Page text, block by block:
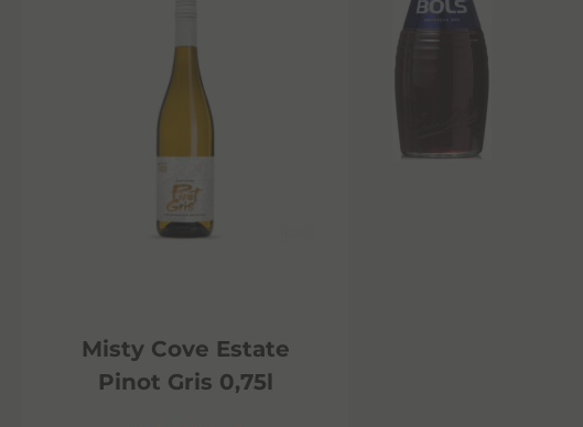
Misty Cove Estate
Pinot Gris 0,75l